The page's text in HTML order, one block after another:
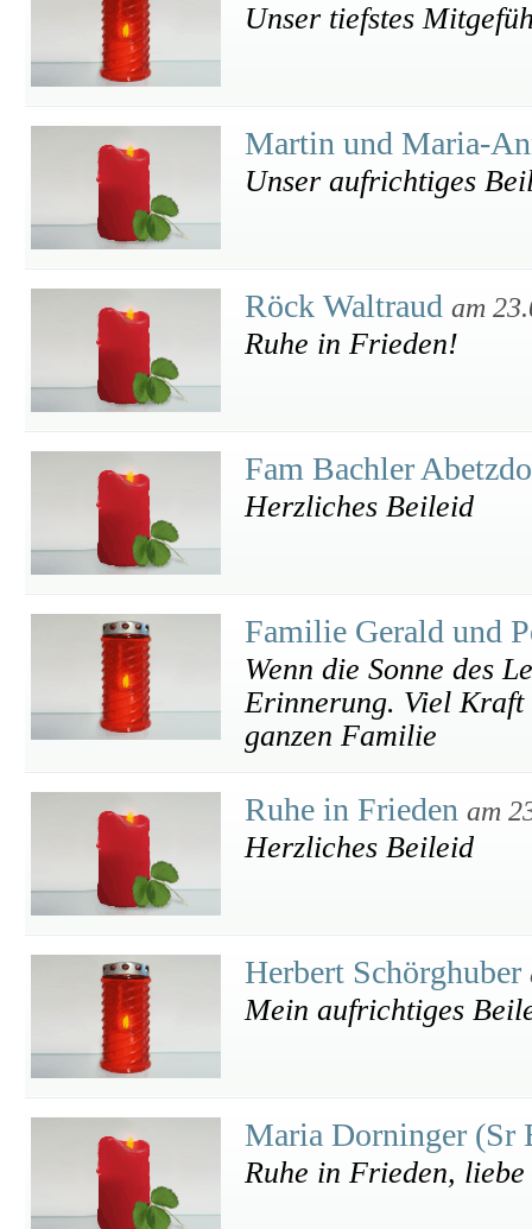
Unser tiefstes
Martin und Maria-
Unser aufrichtiges
Röck Waltraud am
Ruhe in Frieden!
Fam Bachler
Herzliches Beileid
Familie Gerald und
Wenn die Sonne des
Erinnerung. Viel
ganzen Familie
Ruhe in Frieden am
Herzliches Beileid
Herbert Schörghuber
Mein aufrichtiges
Maria Dorninger
Ruhe in Frieden,